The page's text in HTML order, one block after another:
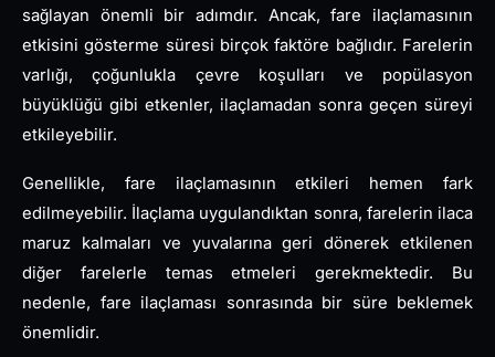
sağlayan önemli bir adımdır. Ancak, fare ilaçlamasının
etkisini gösterme süresi birçok faktöre bağlıdır. Farelerin
varlığı, çoğunlukla çevre koşulları ve popülasyon
büyüklüğü gibi etkenler, ilaçlamadan sonra geçen süreyi
etkileyebilir.
Genellikle, fare ilaçlamasının etkileri hemen fark
edilmeyebilir. İlaçlama uygulandıktan sonra, farelerin ilaca
maruz kalmaları ve yuvalarına geri dönerek etkilenen
diğer farelerle temas etmeleri gerekmektedir. Bu
nedenle, fare ilaçlaması sonrasında bir süre beklemek
önemlidir.